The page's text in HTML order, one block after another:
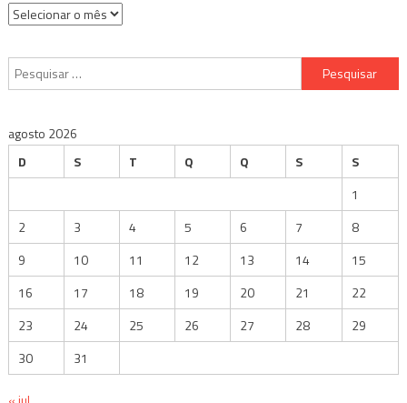
Arquivos
Pesquisar
por:
agosto 2026
D
S T Q Q S
S
1
2
3 4 5 6 7
8
9
10 11 12 13 14
15
16
17 18 19 20 21
22
23
24 25 26 27 28
29
30
31